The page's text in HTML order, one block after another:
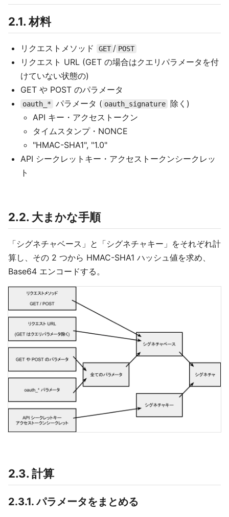
2.1. 材料
リクエストメソッド GET / POST
リクエスト URL (GET の場合はクエリパラメータを付
けていない状態の)
GET や POST のパラメータ
oauth_* パラメータ ( oauth_signature
除く)
API キー・アクセストークン
タイムスタンプ・NONCE
"HMAC-SHA1", "1.0"
API シークレットキー・アクセストークンシークレッ
ト
2.2. 大まかな手順
「シグネチャベース」と「シグネチャキー」をそれぞれ計
算し、その 2 つから HMAC-SHA1 ハッシュ値を求め、
Base64 エンコードする。
2.3. 計算
2.3.1. パラメータをまとめる